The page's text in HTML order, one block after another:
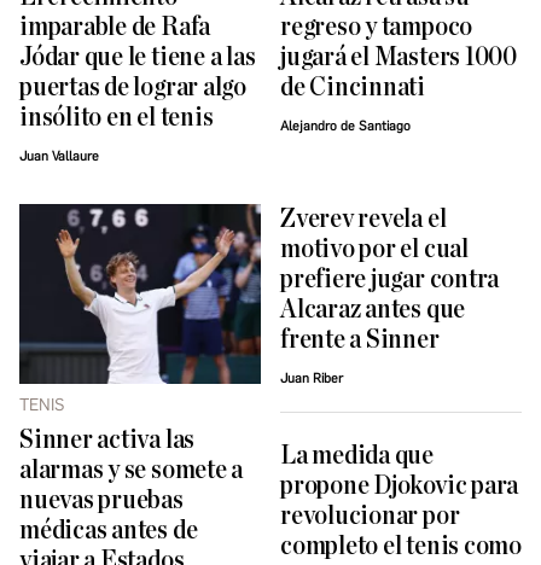
imparable de Rafa
Jódar que le tiene a las
puertas de lograr algo
insólito en el tenis
Juan Vallaure
regreso y tampoco
jugará el Masters 1000
de Cincinnati
Alejandro de Santiago
TENIS
Sinner activa las
alarmas y se somete a
nuevas pruebas
médicas antes de
Zverev revela el
motivo por el cual
prefiere jugar contra
Alcaraz antes que
frente a Sinner
Juan Riber
La medida que
propone Djokovic para
revolucionar por
completo el tenis como